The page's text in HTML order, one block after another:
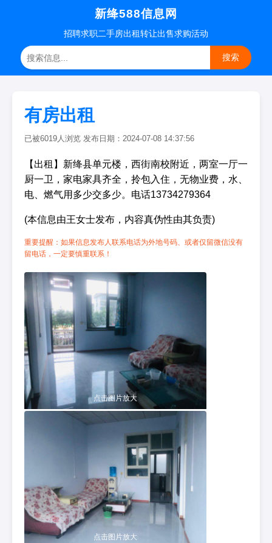
新绛588信息网
招聘求职二手房出租转让出售求购活动
搜索
有房出租
已被6019人浏览 发布日期：2024-07-08 14:37:56
【出租】新绛县单元楼，西街南校附近，两室一厅一
厨一卫，家电家具齐全，拎包入住，无物业费，水、
电、燃气用多少交多少。电话13734279364
(本信息由王女士发布，内容真伪性由其负责)
重要提醒：如果信息发布人联系电话为外地号码、或者仅留微信没有
留电话，一定要慎重联系！
点击图片放大
点击图片放大